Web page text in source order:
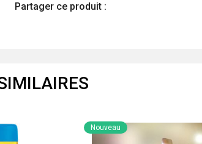
Partager ce produit :
Nouveau